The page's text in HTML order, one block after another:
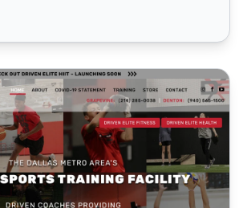
Driven Academy